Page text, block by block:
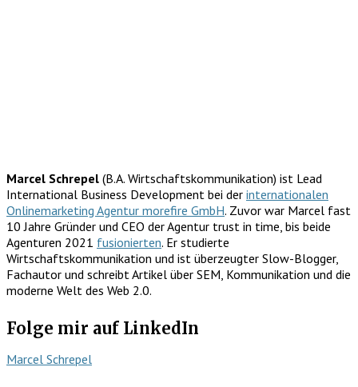
Marcel Schrepel (B.A. Wirtschaftskommunikation) ist Lead
International Business Development bei der internationalen
Onlinemarketing Agentur morefire GmbH. Zuvor war Marcel fast
10 Jahre Gründer und CEO der Agentur trust in time, bis beide
Agenturen 2021 fusionierten. Er studierte
Wirtschaftskommunikation und ist überzeugter Slow-Blogger,
Fachautor und schreibt Artikel über SEM, Kommunikation und die
moderne Welt des Web 2.0.
Folge mir auf LinkedIn
Marcel Schrepel